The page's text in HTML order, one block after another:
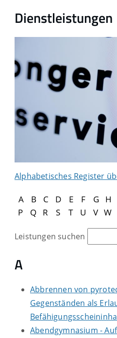
Dienstleistungen
Alphabetisches Register
A B C D E F G H
P
Q R S T U V W
Leistungen suchen
A
Abbrennen von
Gegenständen als
Abendgymnasium -